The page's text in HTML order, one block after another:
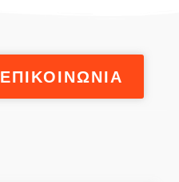
ΕΠΙΚΟΙΝΩΝΙΑ